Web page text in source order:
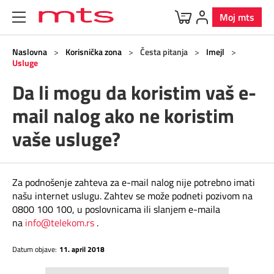
Moj mts
Uređaji
Ponuda uređaja
Dodatna oprema
Predstavljamo brendove
Specijalna ponuda
Mobilna
O Mobilnoj
Postpejd
Pripejd
Usluge
5G
BOX
O BOX paketima
BOX 4
BOX 3
BOX 2
BOX sa m:SAT TV
Internet
O Internetu
Kućni internet
Mobilni internet
Usluge
Televizija
O Televiziji
MOVE
Dodatni TV paketi
TV kanali
Programska šema
Fiksna
Telefonska linija
Usluge
Korisnička zona
Korisnička zona
Digi svet
Program lojalnosti
Telefonski imenik
Naslovna > Korisnička zona > Česta pitanja > Imejl
>
Usluge
Da li mogu da koristim vaš e-
mail nalog ako ne koristim
vaše usluge?
Za podnošenje zahteva za e-mail nalog nije potrebno imati
našu internet uslugu. Zahtev se može podneti pozivom na
0800 100 100, u poslovnicama ili slanjem e-maila
na info@telekom.rs .
Datum objave: 11. april 2018